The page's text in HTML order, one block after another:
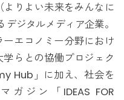
りよい未来をみんなに
ジタルメディア企業。
エコノミー分野におけ
らとの協働プロジェク
Hub」に加え、社会を
ジン「IDEAS FOR